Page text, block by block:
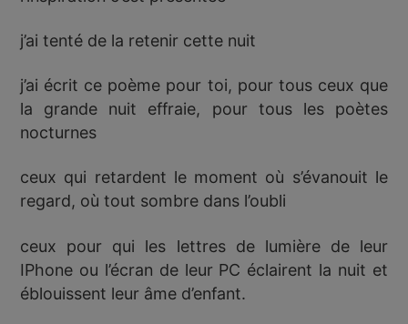
j’ai tenté de la retenir cette nuit
j’ai écrit ce poème pour toi, pour tous ceux que
la grande nuit effraie, pour tous les poètes
nocturnes
ceux qui retardent le moment où s’évanouit le
regard, où tout sombre dans l’oubli
ceux pour qui les lettres de lumière de leur
IPhone ou l’écran de leur PC éclairent la nuit et
éblouissent leur âme d’enfant.